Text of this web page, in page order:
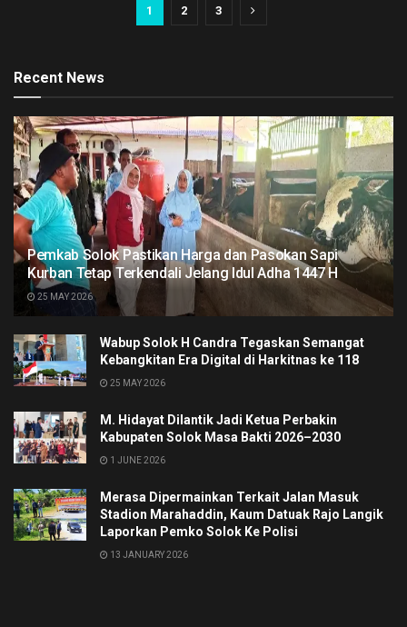
1 2 3
Recent News
Pemkab Solok Pastikan Harga dan Pasokan Sapi
Kurban Tetap Terkendali Jelang Idul Adha 1447 H
25 MAY 2026
Wabup Solok H Candra Tegaskan Semangat
Kebangkitan Era Digital di Harkitnas ke 118
25 MAY 2026
M. Hidayat Dilantik Jadi Ketua Perbakin
Kabupaten Solok Masa Bakti 2026–2030
1 JUNE 2026
Merasa Dipermainkan Terkait Jalan Masuk
Stadion Marahaddin, Kaum Datuak Rajo Langik
Laporkan Pemko Solok Ke Polisi
13 JANUARY 2026